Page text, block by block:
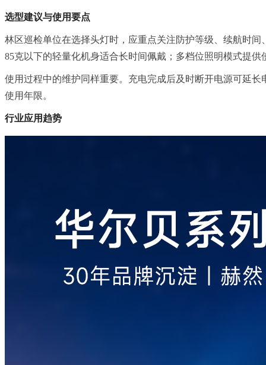
选型建议与使用要点
林区巡检单位在选择头灯时，应重点关注防护等级、续航时
85克以下的轻量化机身适合长时间佩戴；多档位照明模式提供
使用过程中的维护同样重要。充电完成后及时断开电源可延
使用年限。
行业应用趋势